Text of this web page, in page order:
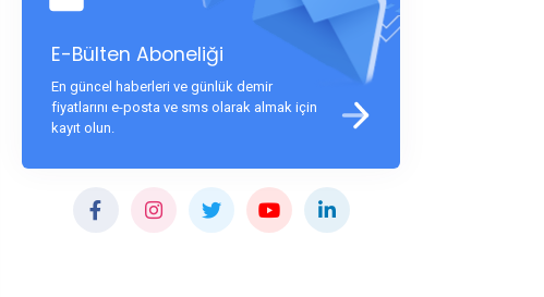
E-Bülten Aboneliği
En güncel haberleri ve günlük demir
fiyatlarını e-posta ve sms olarak almak için
kayıt olun.